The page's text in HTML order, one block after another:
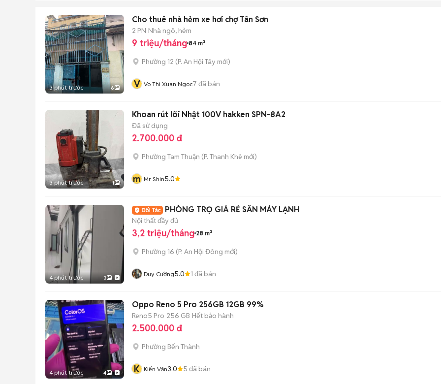
3 phút trước 6
Cho thuê nhà hẻm xe hơi chợ Tân Sơn
2 PN Nhà ngõ, hẻm
9 triệu/tháng 84 m²
Phường 12 (P. An Hội Tây mới)
V Vo Thi Xuan Ngoc7 đã bán
3 phút trước 1
Khoan rút lõi Nhật 100V hakken SPN-8A2
Đã sử dụng
2.700.000 đ
Phường Tam Thuận (P. Thanh Khê mới)
m Mr Shin5.0
4 phút trước 3
PHÒNG TRỌ GIÁ RẺ SẴN MÁY LẠNH
Nội thất đầy đủ
3,2 triệu/tháng 28 m²
Phường 16 (P. An Hội Đông mới)
Duy Cường5.0 1 đã bán
4 phút trước 4
Oppo Reno 5 Pro 256GB 12GB 99%
Reno5 Pro 256 GB Hết bảo hành
2.500.000 đ
Phường Bến Thành
K Kiến Văn3.0 5 đã bán